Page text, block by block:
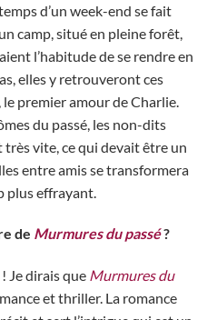
d’un week-end se fait
camp, situé en pleine forêt,
l’habitude de se rendre en
elles y retrouveront ces
premier amour de Charlie.
du passé, les non-dits
vite, ce qui devait être un
entre amis se transformera
plus effrayant.
de Murmures du passé?
Je dirais que Murmures du
et thriller. La romance